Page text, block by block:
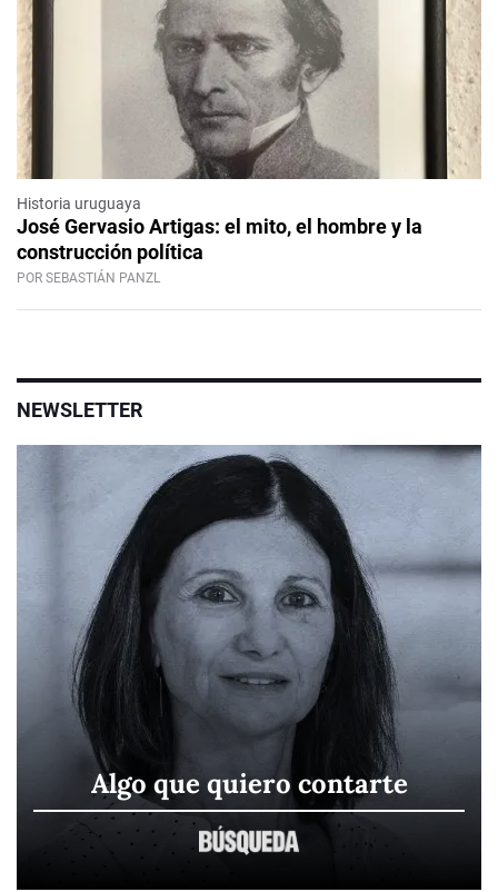
Historia uruguaya
José Gervasio Artigas: el mito, el hombre y la
construcción política
POR SEBASTIÁN PANZL
NEWSLETTER
Algo que quiero contarte